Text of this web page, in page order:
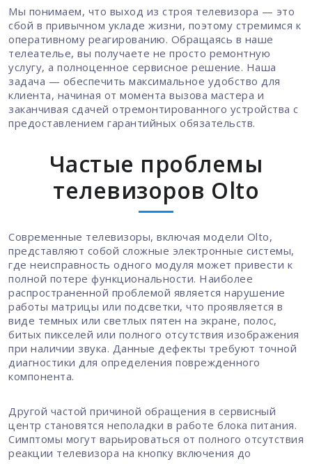
Мы понимаем, что выход из строя телевизора — это
сбой в привычном укладе жизни, поэтому стремимся к
оперативному реагированию. Обращаясь в наше
телеателье, вы получаете не просто ремонтную
услугу, а полноценное сервисное решение. Наша
задача — обеспечить максимальное удобство для
клиента, начиная от момента вызова мастера и
заканчивая сдачей отремонтированного устройства с
предоставлением гарантийных обязательств.
Частые проблемы
телевизоров Olto
Современные телевизоры, включая модели Olto,
представляют собой сложные электронные системы,
где неисправность одного модуля может привести к
полной потере функциональности. Наиболее
распространенной проблемой является нарушение
работы матрицы или подсветки, что проявляется в
виде темных или светлых пятен на экране, полос,
битых пикселей или полного отсутствия изображения
при наличии звука. Данные дефекты требуют точной
диагностики для определения поврежденного
компонента.
Другой частой причиной обращения в сервисный
центр становятся неполадки в работе блока питания.
Симптомы могут варьироваться от полного отсутствия
реакции телевизора на кнопку включения до